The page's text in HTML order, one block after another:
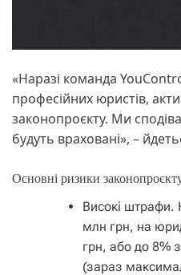
«Наразі команда
професійних юристів,
законопроєкту. Ми
будуть враховані», –
Основні ризики
Високі штрафи.
млн грн, на
грн, або до 8%
(зараз